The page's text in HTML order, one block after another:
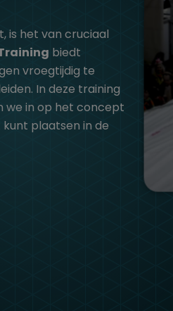
is het van cruciaal
biedt
vroegtijdig te
In deze training
we in op het concept
plaatsen in de